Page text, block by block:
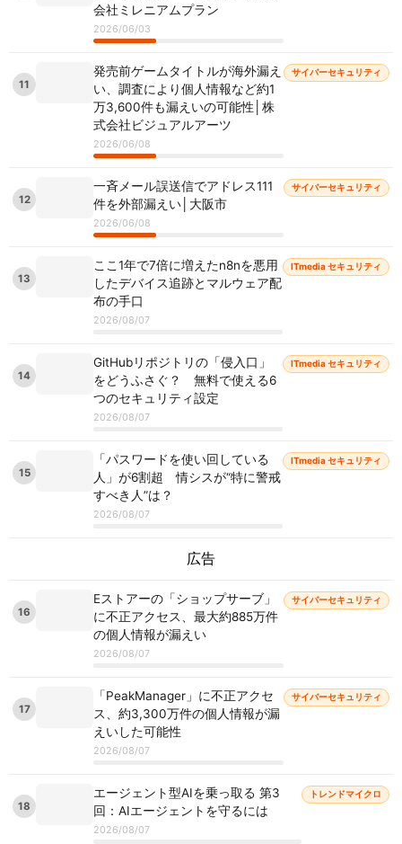
会社ミレニアムプラン
2026/06/03
11
発売前ゲームタイトルが海外漏え
い、調査により個人情報など約1
万3,600件も漏えいの可能性│株
式会社ビジュアルアーツ
2026/06/08
サイバーセキュリティ
12
一斉メール誤送信でアドレス111
件を外部漏えい│大阪市
2026/06/08
サイバーセキュリティ
13
ここ1年で7倍に増えたn8nを悪用
したデバイス追跡とマルウェア配
布の手口
2026/08/07
ITmedia セキュリティ
14
GitHubリポジトリの「侵入口」
をどうふさぐ？ 無料で使える6
つのセキュリティ設定
2026/08/07
ITmedia セキュリティ
15
「パスワードを使い回している
人」が6割超 情シスが“特に警戒
すべき人”は？
2026/08/07
ITmedia セキュリティ
広告
16
Eストアーの「ショップサーブ」
に不正アクセス、最大約885万件
の個人情報が漏えい
2026/08/07
サイバーセキュリティ
17
「PeakManager」に不正アクセ
ス、約3,300万件の個人情報が漏
えいした可能性
2026/08/07
サイバーセキュリティ
18
エージェント型AIを乗っ取る 第3
回：AIエージェントを守るには
2026/08/07
トレンドマイクロ